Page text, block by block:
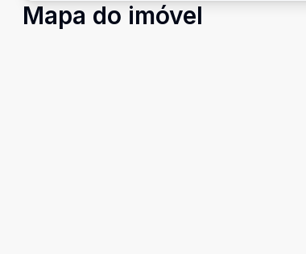
Mapa do imóvel